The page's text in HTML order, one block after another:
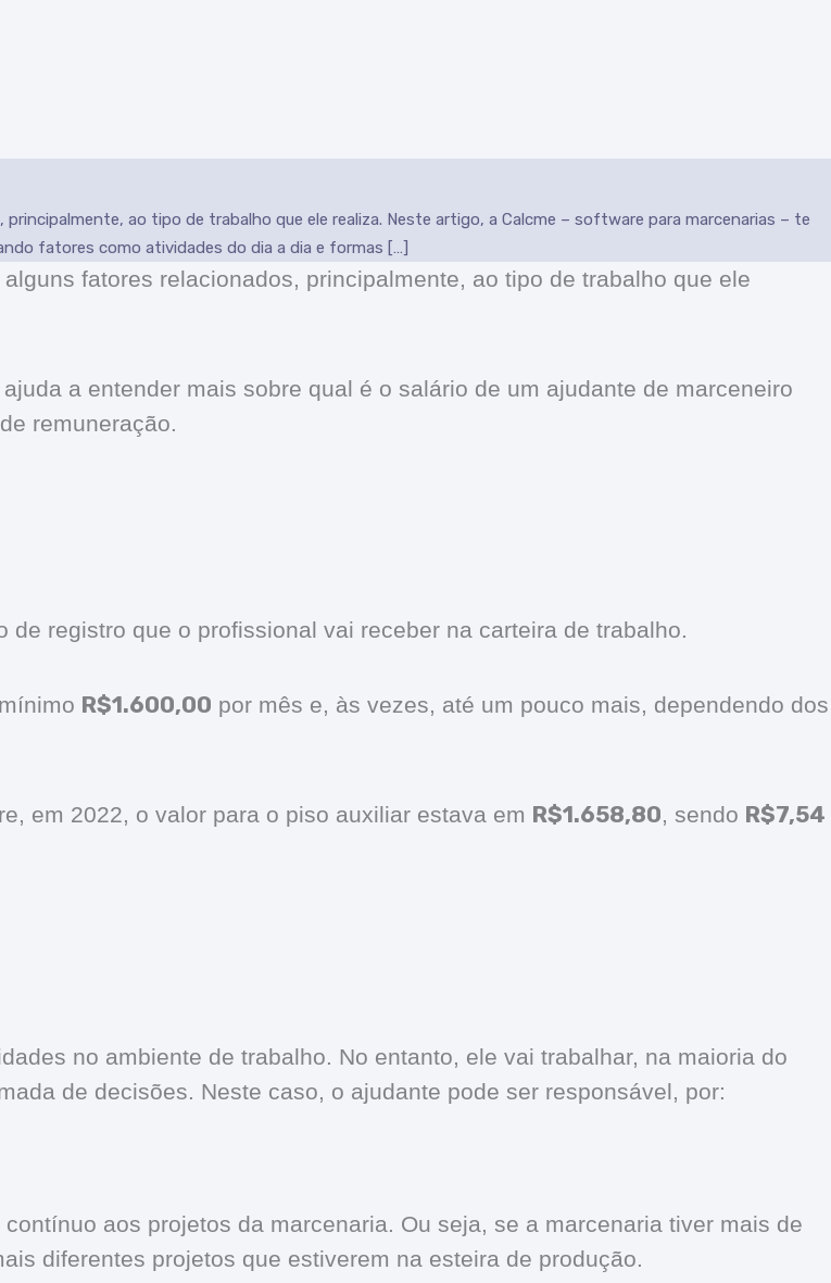
ao tipo de trabalho que ele realiza. Neste artigo, a Calcme – software para marcenarias – te
fatores como atividades do dia a dia e formas […]
fatores relacionados, principalmente, ao tipo de trabalho que ele
a entender mais sobre qual é o salário de um ajudante de marceneiro
remuneração.
registro que o profissional vai receber na carteira de trabalho.
R$1.600,00 por mês e, às vezes, até um pouco mais, dependendo dos
em 2022, o valor para o piso auxiliar estava em R$1.658,80, sendo R$7,54
no ambiente de trabalho. No entanto, ele vai trabalhar, na maioria do
de decisões. Neste caso, o ajudante pode ser responsável, por:
aos projetos da marcenaria. Ou seja, se a marcenaria tiver mais de
diferentes projetos que estiverem na esteira de produção.